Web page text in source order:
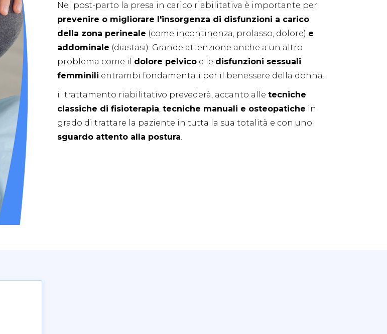
Nel post-parto la presa in carico riabilitativa è importante per
prevenire o migliorare l'insorgenza di disfunzioni a carico
della zona perineale (come incontinenza, prolasso, dolore) e
addominale (diastasi). Grande attenzione anche a un altro
problema come il dolore pelvico e le disfunzioni sessuali
femminili entrambi fondamentali per il benessere della donna.
il trattamento riabilitativo prevederà, accanto alle tecniche
classiche di fisioterapia, tecniche manuali e osteopatiche in
grado di trattare la paziente in tutta la sua totalità e con uno
sguardo attento alla postura.